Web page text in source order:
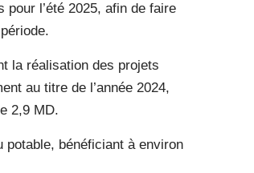
l’été 2025, afin de faire
la réalisation des projets
au titre de l’année 2024,
2,9 MD.
potable, bénéficiant à environ